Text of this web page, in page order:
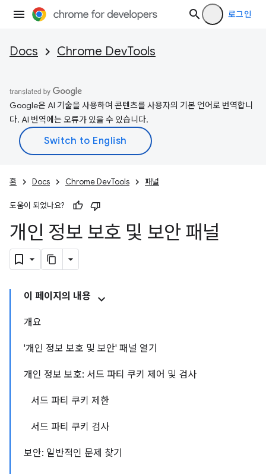
로그인
Docs Chrome DevTools
Google은 AI 기술을 사용하여 콘텐츠를 사용자의 기본 언어로 번역합니
다. AI 번역에는 오류가 있을 수 있습니다.
홈 Docs Chrome DevTools 패널
도움이 되었나요?
개인 정보 보호 및 보안 패널
이 페이지의 내용
개요
'개인 정보 보호 및 보안' 패널 열기
개인 정보 보호: 서드 파티 쿠키 제어 및 검사
서드 파티 쿠키 제한
서드 파티 쿠키 검사
보안: 일반적인 문제 찾기